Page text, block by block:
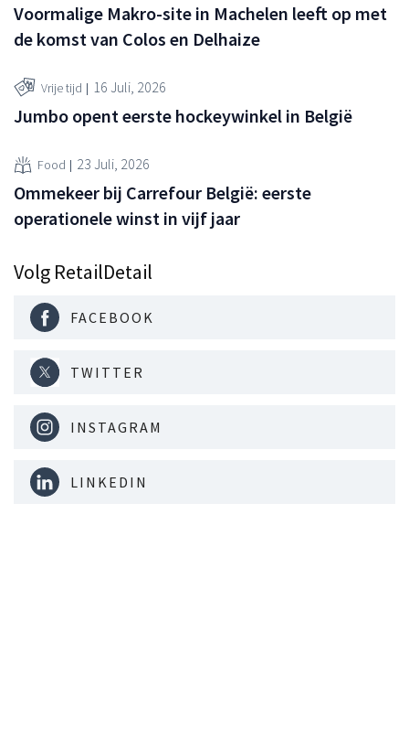
Voormalige Makro-site in Machelen leeft op met
de komst van Colos en Delhaize
Vrije tijd 16 Juli, 2026
Jumbo opent eerste hockeywinkel in België
Food 23 Juli, 2026
Ommekeer bij Carrefour België: eerste
operationele winst in vijf jaar
Volg RetailDetail
FACEBOOK
TWITTER
INSTAGRAM
LINKEDIN